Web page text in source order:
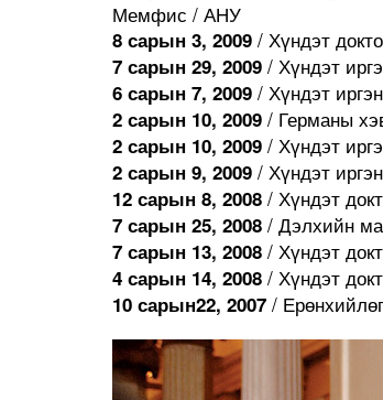
Мемфис / АНУ
8 сарын 3, 2009 / Хүндэт
7 сарын 29, 2009 / Хүндэт
6 сарын 7, 2009 / Хүндэт
2 сарын 10, 2009 / Германы
2 сарын 10, 2009 / Хүндэт
2 сарын 9, 2009 / Хүндэт
12 сарын 8, 2008 / Хүндэт
7 сарын 25, 2008 / Дэлхийн
7 сарын 13, 2008 / Хүндэт
4 сарын 14, 2008 / Хүндэт
10 сарын22, 2007 /